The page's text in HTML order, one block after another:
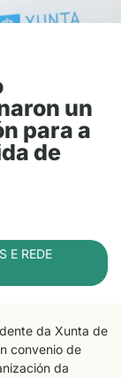
un
para a
de
E REDE
da Xunta de
convenio de
da